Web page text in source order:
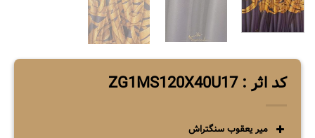
کد اثر : ZG1MS120X40U17
میر یعقوب سنگتراش